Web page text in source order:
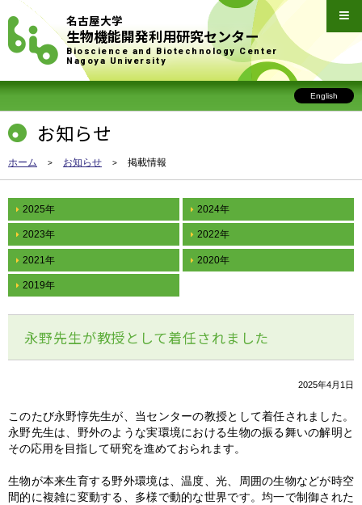
名古屋大学
生物機能開発利用研究センター
Bioscience and Biotechnology Center
Nagoya University
English
お知らせ
ホーム お知らせ 掲載情報
永野先生が教授として着任されました
2025年4月1日
このたび永野惇先生が、当センターの教授として着任されました。
永野先生は、野外のような実環境における生物の振る舞いの解明と
その応用を目指して研究を進めておられます。
生物が本来生育する野外環境は、温度、光、周囲の生物などが時空
間的に複雑に変動する、多様で動的な世界です。均一で制御された
2025年 2024年
2023年 2022年
2021年 2020年
2019年